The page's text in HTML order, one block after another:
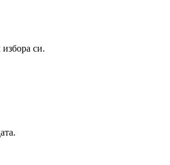
си.